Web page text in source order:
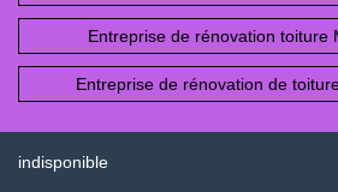
Entreprise de rénovation toiture
Entreprise de rénovation de
indisponible